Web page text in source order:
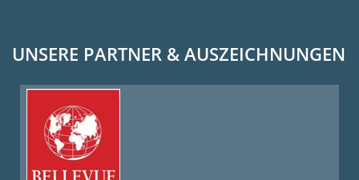
UNSERE PARTNER & AUSZEICHNUNGEN